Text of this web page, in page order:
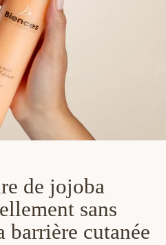
de jojoba
sans
barrière cutanée